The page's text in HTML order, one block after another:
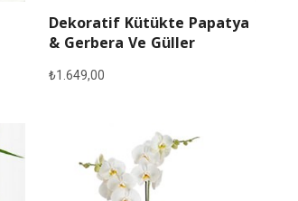
Dekoratif Kütükte Papatya
& Gerbera Ve Güller
₺1.649,00